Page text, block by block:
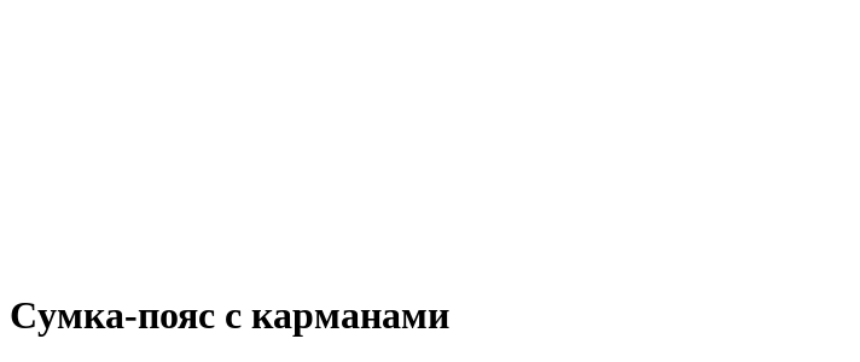
Cумка-пояс с карманами